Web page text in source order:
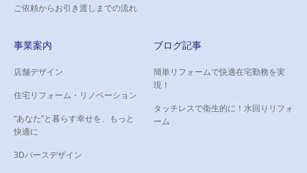
ご依頼からお引き渡しまでの流れ
事業案内
店舗デザイン
住宅リフォーム・リノベーション
“あなた”と暮らす幸せを、もっと
快適に
3Dパースデザイン
ブログ記事
簡単リフォームで快適在宅勤務を実
現！
タッチレスで衛生的に！水回りリフォ
ーム